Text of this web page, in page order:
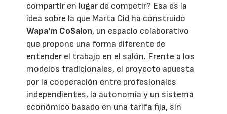
compartir en lugar de competir? Esa es la
idea sobre la que Marta Cid ha construido
Wapa'm CoSalon, un espacio colaborativo
que propone una forma diferente de
entender el trabajo en el salón. Frente a los
modelos tradicionales, el proyecto apuesta
por la cooperación entre profesionales
independientes, la autonomía y un sistema
económico basado en una tarifa fija, sin